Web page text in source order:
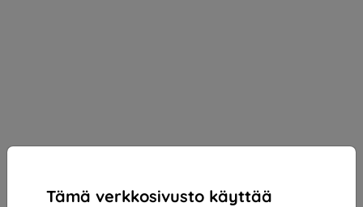
Tämä verkkosivusto käyttää